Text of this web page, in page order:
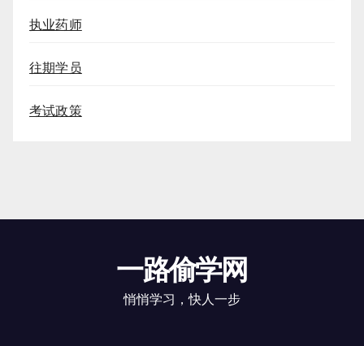
执业药师
往期学员
考试政策
一路偷学网
悄悄学习，快人一步